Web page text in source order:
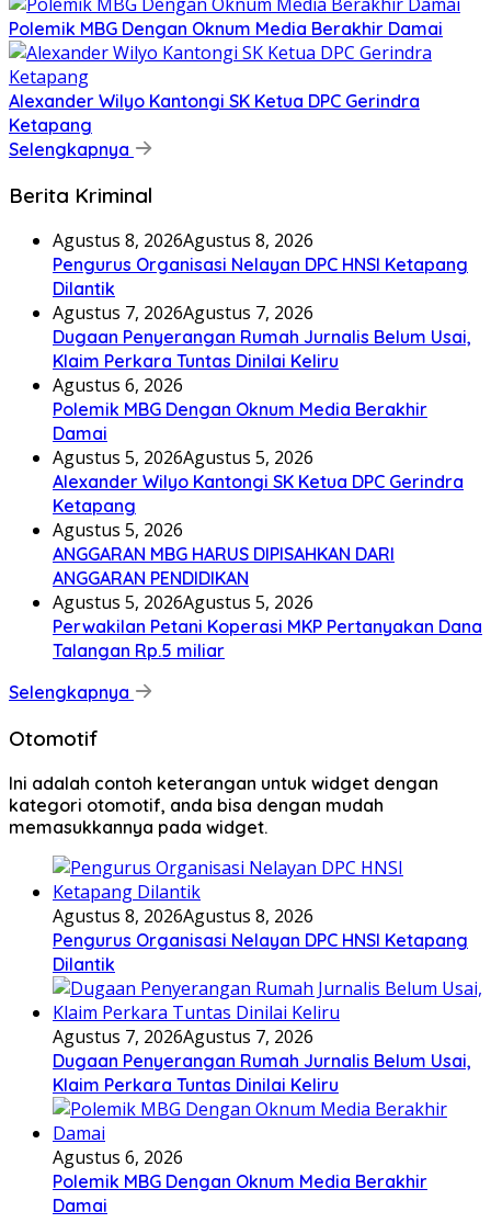
Polemik MBG Dengan Oknum Media Berakhir Damai
Alexander Wilyo Kantongi SK Ketua DPC Gerindra
Ketapang
Selengkapnya
Berita Kriminal
Agustus 8, 2026Agustus 8, 2026
Pengurus Organisasi Nelayan DPC HNSI Ketapang
Dilantik
Agustus 7, 2026Agustus 7, 2026
Dugaan Penyerangan Rumah Jurnalis Belum Usai,
Klaim Perkara Tuntas Dinilai Keliru
Agustus 6, 2026
Polemik MBG Dengan Oknum Media Berakhir
Damai
Agustus 5, 2026Agustus 5, 2026
Alexander Wilyo Kantongi SK Ketua DPC Gerindra
Ketapang
Agustus 5, 2026
ANGGARAN MBG HARUS DIPISAHKAN DARI
ANGGARAN PENDIDIKAN
Agustus 5, 2026Agustus 5, 2026
Perwakilan Petani Koperasi MKP Pertanyakan Dana
Talangan Rp.5 miliar
Selengkapnya
Otomotif
Ini adalah contoh keterangan untuk widget dengan
kategori otomotif, anda bisa dengan mudah
memasukkannya pada widget.
Agustus 8, 2026Agustus 8, 2026
Pengurus Organisasi Nelayan DPC HNSI Ketapang
Dilantik
Agustus 7, 2026Agustus 7, 2026
Dugaan Penyerangan Rumah Jurnalis Belum Usai,
Klaim Perkara Tuntas Dinilai Keliru
Agustus 6, 2026
Polemik MBG Dengan Oknum Media Berakhir
Damai